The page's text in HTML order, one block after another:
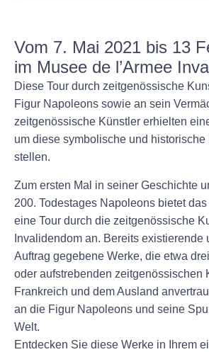
Vom 7. Mai 2021 bis 13
im Musee de l’Armee
Diese Tour durch zeitgenössische
Figur Napoleons sowie an sein
zeitgenössische Künstler erhielten
um diese symbolische und historische
stellen.
Zum ersten Mal in seiner Geschichte
200. Todestages Napoleons bietet das
eine Tour durch die zeitgenössische
Invalidendom an. Bereits existierende
Auftrag gegebene Werke, die etwa
oder aufstrebenden zeitgenössischen
Frankreich und dem Ausland
an die Figur Napoleons und seine
Welt.
Entdecken Sie diese Werke in Ihrem